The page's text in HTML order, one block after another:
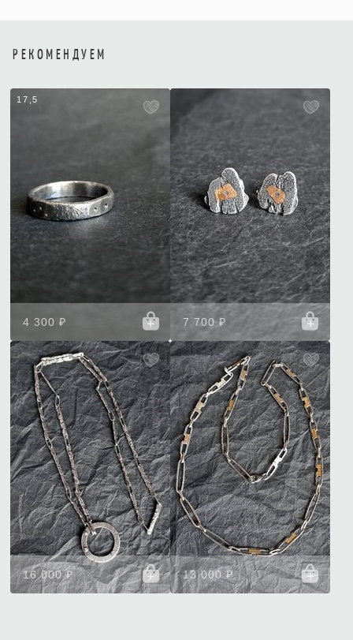
РЕКОМЕНДУЕМ
17,5
4 300 ₽ 7 700 ₽
16 000 ₽ 13 000 ₽